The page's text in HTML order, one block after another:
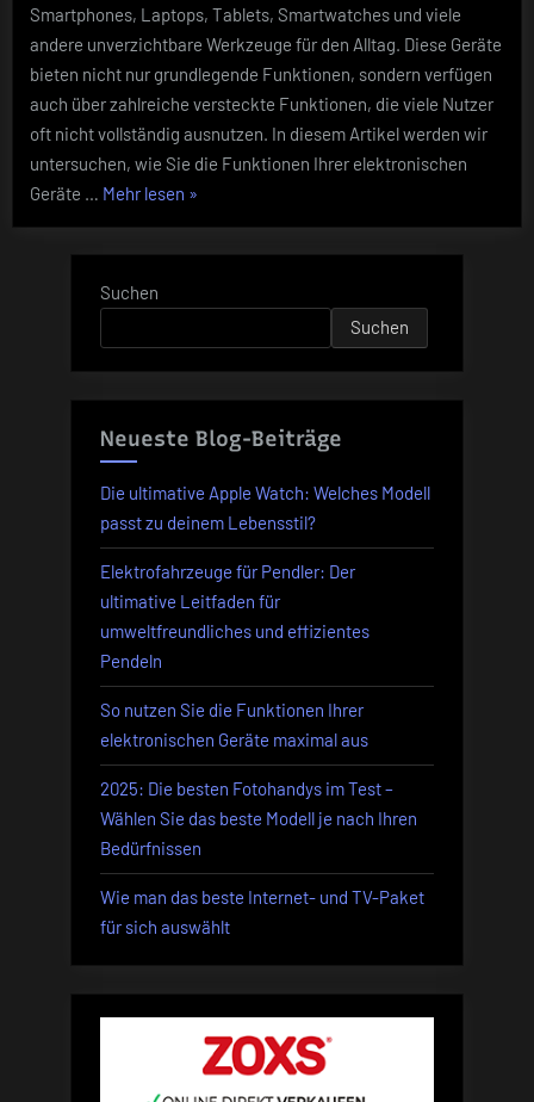
Ihrer
Geräte
maximal
aus
Smartphones, Laptops, Tablets, Smartwatches und viele
andere unverzichtbare Werkzeuge für den Alltag. Diese Geräte
bieten nicht nur grundlegende Funktionen, sondern verfügen
auch über zahlreiche versteckte Funktionen, die viele Nutzer
oft nicht vollständig ausnutzen. In diesem Artikel werden wir
untersuchen, wie Sie die Funktionen Ihrer elektronischen
Geräte … Mehr lesen „So
Sie
Funktionen
elektronischen
Geräte
maximal
»
Suchen
Suchen
Neueste Blog-Beiträge
Die ultimative Apple Watch: Welches Modell
passt zu deinem Lebensstil?
Elektrofahrzeuge für Pendler: Der
ultimative Leitfaden für
umweltfreundliches und effizientes
Pendeln
So nutzen Sie die Funktionen Ihrer
elektronischen Geräte maximal aus
2025: Die besten Fotohandys im Test –
Wählen Sie das beste Modell je nach Ihren
Bedürfnissen
Wie man das beste Internet- und TV-Paket
für sich auswählt